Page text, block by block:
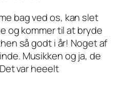
bag ved os, kan slet
og kommer til at bryde
sågodt i år! Noget af
Musikken og ja, de
varheeelt